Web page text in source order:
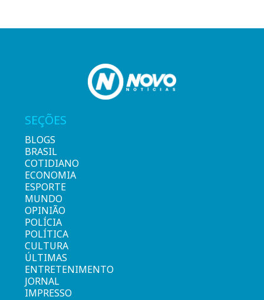
SEÇÕES
BLOGS
BRASIL
COTIDIANO
ECONOMIA
ESPORTE
MUNDO
OPINIÃO
POLÍCIA
POLÍTICA
CULTURA
ÚLTIMAS
ENTRETENIMENTO
JORNAL
IMPRESSO